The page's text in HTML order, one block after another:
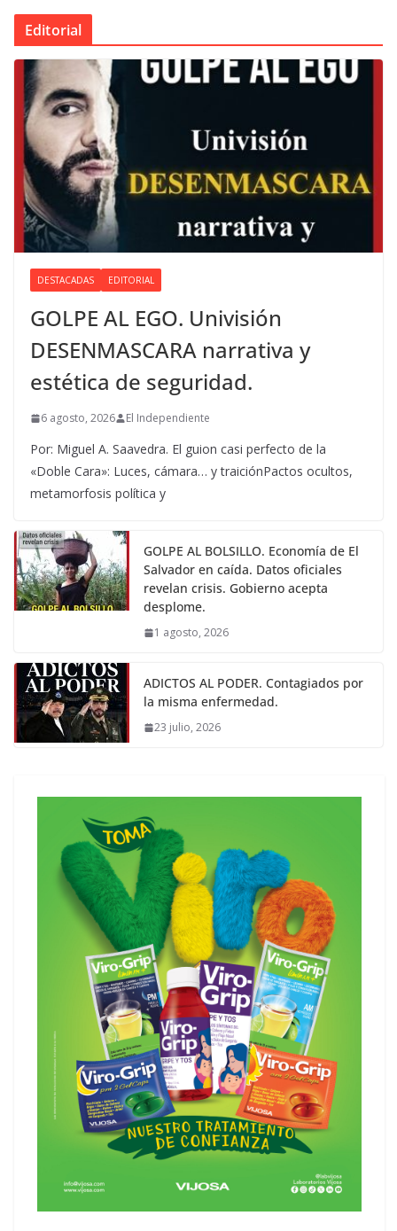
Editorial
DESTACADAS EDITORIAL
GOLPE AL EGO. Univisión
DESENMASCARA narrativa y
estética de seguridad.
6 agosto, 2026 El Independiente
Por: Miguel A. Saavedra. El guion casi perfecto de la
«Doble Cara»: Luces, cámara… y traiciónPactos ocultos,
metamorfosis política y
GOLPE AL BOLSILLO. Economía de El
Salvador en caída. Datos oficiales
revelan crisis. Gobierno acepta
desplome.
1 agosto, 2026
ADICTOS AL PODER. Contagiados por
la misma enfermedad.
23 julio, 2026